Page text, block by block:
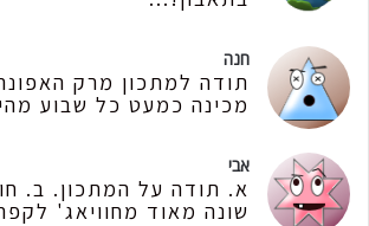
חנה
תודה למתכון מרק
מכינה כמעט כל שבוע
אבי
א. תודה על המתכון. ב.
שונה מאוד מחוויאג'